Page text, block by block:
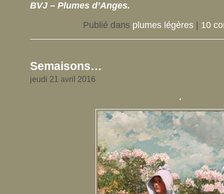
BVJ – Plumes d’Anges.
Publié dans plumes légères| 10
Semaisons…
jeudi 21 avril 2016
.